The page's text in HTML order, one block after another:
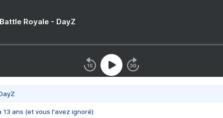
Royale - DayZ
13 ans (et vous l'avez ignoré)